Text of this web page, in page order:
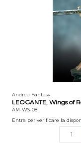
Andrea Fantasy
LEOGANTE, Wings of
AM-WS-08
Entra per verificare la